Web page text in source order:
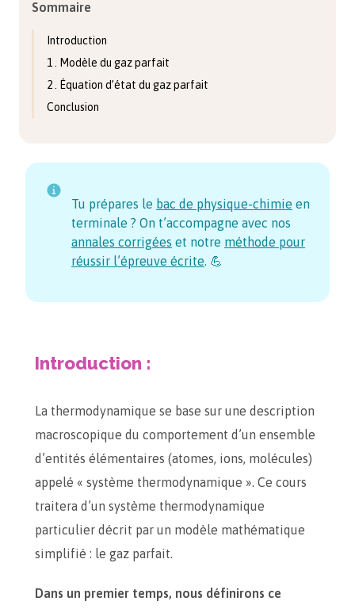
Sommaire
Introduction
1 . Modèle du gaz parfait
2 . Équation d’état du gaz parfait
Conclusion
Tu prépares le bac de physique-chimie en
terminale ? On t’accompagne avec nos
annales corrigées et notre méthode pour
réussir l’épreuve écrite. 💪
Introduction :
La thermodynamique se base sur une description
macroscopique du comportement d’un ensemble
d’entités élémentaires (atomes, ions, molécules)
appelé « système thermodynamique ». Ce cours
traitera d’un système thermodynamique
particulier décrit par un modèle mathématique
simplifié : le gaz parfait.
Dans un premier temps, nous définirons ce